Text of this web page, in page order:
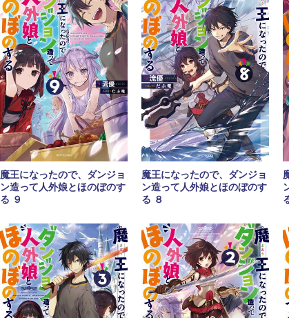
魔王になったので、ダンジョ
ン造って人外娘とほのぼのす
る ９
魔王になったので、ダンジョ
ン造って人外娘とほのぼのす
る ８